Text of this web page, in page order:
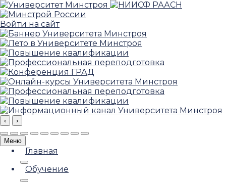
Войти на сайт
‹ ›
Меню
Главная
Обучение